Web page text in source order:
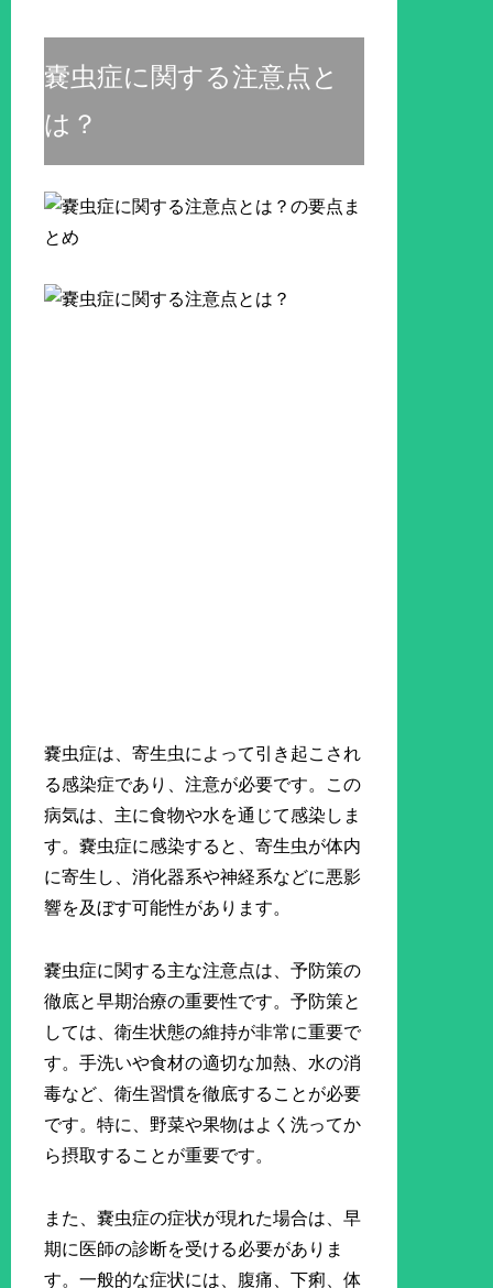
嚢虫症に関する注意点と
は？
嚢虫症は、寄生虫によって引き起こされ
る感染症であり、注意が必要です。この
病気は、主に食物や水を通じて感染しま
す。嚢虫症に感染すると、寄生虫が体内
に寄生し、消化器系や神経系などに悪影
響を及ぼす可能性があります。
嚢虫症に関する主な注意点は、予防策の
徹底と早期治療の重要性です。予防策と
しては、衛生状態の維持が非常に重要で
す。手洗いや食材の適切な加熱、水の消
毒など、衛生習慣を徹底することが必要
です。特に、野菜や果物はよく洗ってか
ら摂取することが重要です。
また、嚢虫症の症状が現れた場合は、早
期に医師の診断を受ける必要がありま
す。一般的な症状には、腹痛、下痢、体